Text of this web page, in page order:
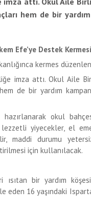
hem de bir yardım
Efe’ye Destek Kermesi
kermes
imza attı. Okul Aile
de bir yardım
okul
yiyecekler, el
maddi durumu
için kullanılacak.
ısıtan bir yardım
eden 16 yaşındaki